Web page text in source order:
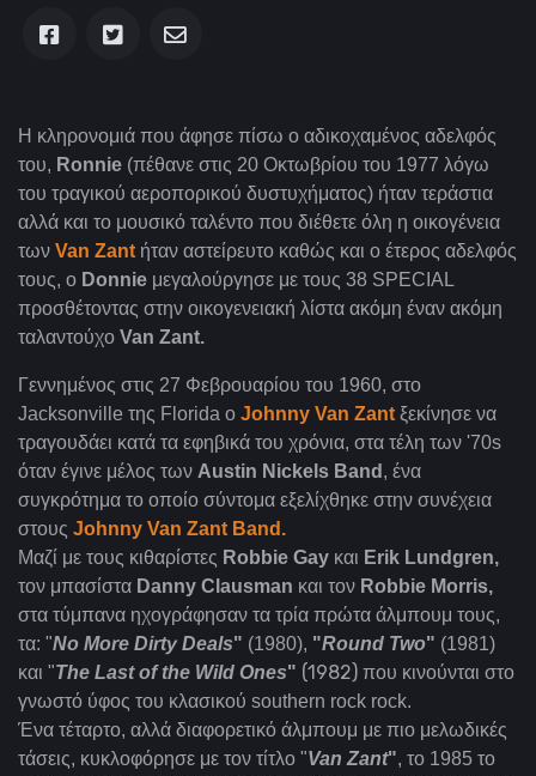
Η κληρονομιά που άφησε πίσω ο αδικοχαμένος αδελφός
του, Ronnie (πέθανε στις 20 Oκτωβρίου του 1977 λόγω
του τραγικού αεροπορικού δυστυχήματος) ήταν τεράστια
αλλά και το μουσικό ταλέντο που διέθετε όλη η οικογένεια
των Van Zant ήταν αστείρευτο καθώς και ο έτερος αδελφός
τους, ο Donnie μεγαλούργησε με τους 38 SPECIAL
προσθέτοντας στην οικογενειακή λίστα ακόμη έναν ακόμη
ταλαντούχο Van Zant.
Γεννημένος στις 27 Φεβρουαρίου του 1960, στο
Jacksonville της Florida ο Johnny Van Zant ξεκίνησε να
τραγουδάει κατά τα εφηβικά του χρόνια, στα τέλη των '70s
όταν έγινε μέλος των Austin Nickels Band , ένα
συγκρότημα το οποίο σύντομα εξελίχθηκε στην συνέχεια
στους Johnny Van Zant Band.
Μαζί με τους κιθαρίστες Robbie Gay και Erik Lundgren,
τον μπασίστα Danny Clausman και τον Robbie Morris,
στα τύμπανα ηχογράφησαν τα τρία πρώτα άλμπουμ τους,
τα: "No More Dirty Deals" (1980), "Round Two" (1981)
και "The Last of the Wild Ones" (1982) που κινούνται στο
γνωστό ύφος του κλασικού southern rock rock.
Ένα τέταρτο, αλλά διαφορετικό άλμπουμ με πιο μελωδικές
τάσεις, κυκλοφόρησε με τον τίτλο "Van Zant", το 1985 το